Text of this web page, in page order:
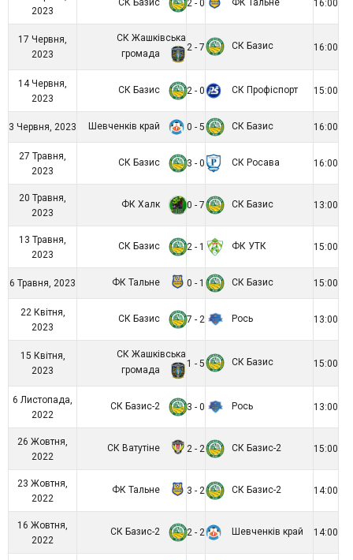
2023
СК Базис 2 - 0 ФК Тальне 16:00
17 Червня,
2023
СК Жашківська
громада
2 - 7 СК Базис 16:00
14 Червня,
2023
СК Базис 2 - 0 СК Профіспорт 15:00
3 Червня, 2023 Шевченків край 0 - 5 СК Базис 16:00
27 Травня,
2023
СК Базис 3 - 0 СК Росава 16:00
20 Травня,
2023
ФК Халк 0 - 7 СК Базис 13:00
13 Травня,
2023
СК Базис 2 - 1 ФК УТК 15:00
6 Травня, 2023 ФК Тальне 0 - 1 СК Базис 15:00
22 Квітня,
2023
СК Базис 7 - 2 Рось 13:00
15 Квітня,
2023
СК Жашківська
громада
1 - 5 СК Базис 15:00
6 Листопада,
2022
СК Базис-2 3 - 0 Рось 13:00
26 Жовтня,
2022
СК Ватутіне 2 - 2 СК Базис-2 15:00
23 Жовтня,
2022
ФК Тальне 3 - 2 СК Базис-2 14:00
16 Жовтня,
2022
СК Базис-2 2 - 2 Шевченків край 14:00